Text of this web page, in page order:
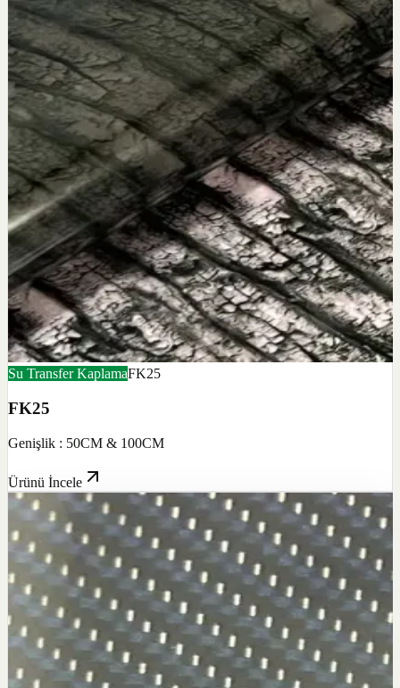
Su Transfer KaplamaFK25
FK25
Genişlik : 50CM & 100CM
Ürünü İncele